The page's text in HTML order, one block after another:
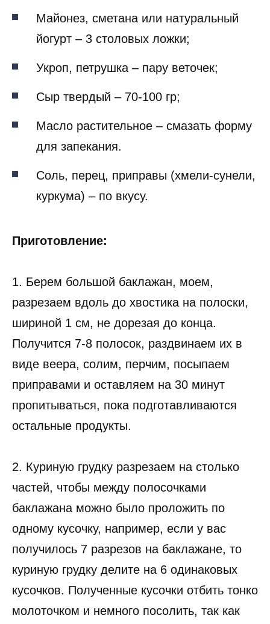
Майонез, сметана или натуральный
йогурт – 3 столовых ложки;
Укроп, петрушка – пару веточек;
Сыр твердый – 70-100 гр;
Масло растительное – смазать форму
для запекания.
Соль, перец, приправы (хмели-сунели,
куркума) – по вкусу.
Приготовление:
1. Берем большой баклажан, моем,
разрезаем вдоль до хвостика на полоски,
шириной 1 см, не дорезая до конца.
Получится 7-8 полосок, раздвинаем их в
виде веера, солим, перчим, посыпаем
приправами и оставляем на 30 минут
пропитываться, пока подготавливаются
остальные продукты.
2. Куриную грудку разрезаем на столько
частей, чтобы между полосочками
баклажана можно было проложить по
одному кусочку, например, если у вас
получилось 7 разрезов на баклажане, то
куриную грудку делите на 6 одинаковых
кусочков. Полученные кусочки отбить тонко
молоточком и немного посолить, так как